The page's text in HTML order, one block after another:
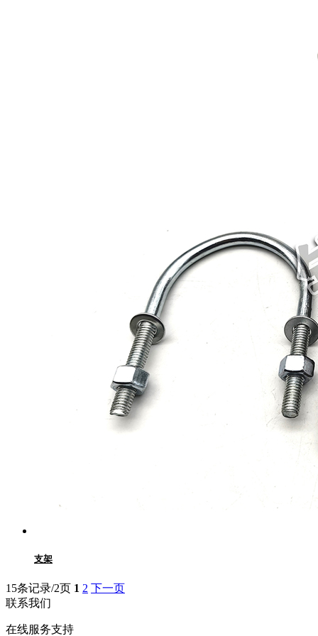
支架
15条记录/2页 1 2 下一页
联系我们
在线服务支持